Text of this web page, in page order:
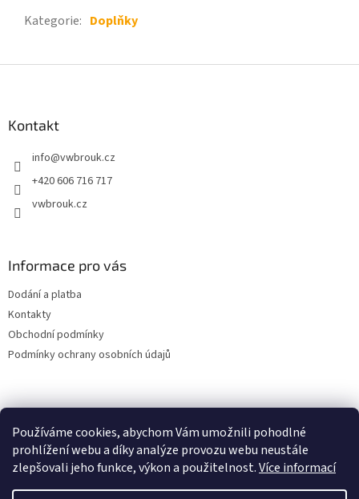
Používáme cookies, abychom Vám umožnili pohodlné
prohlížení webu a díky analýze provozu webu neustále
zlepšovali jeho funkce, výkon a použitelnost.Více informací
Kategorie: Doplňky
Kontakt
info@vwbrouk.cz
+420 606 716 717
vwbrouk.cz
Informace pro vás
Dodání a platba
Kontakty
Obchodní podmínky
Podmínky ochrany osobních údajů